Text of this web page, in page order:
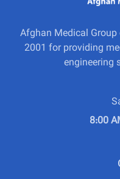
Afghan Medical
2001 for providing
engineering
8:00